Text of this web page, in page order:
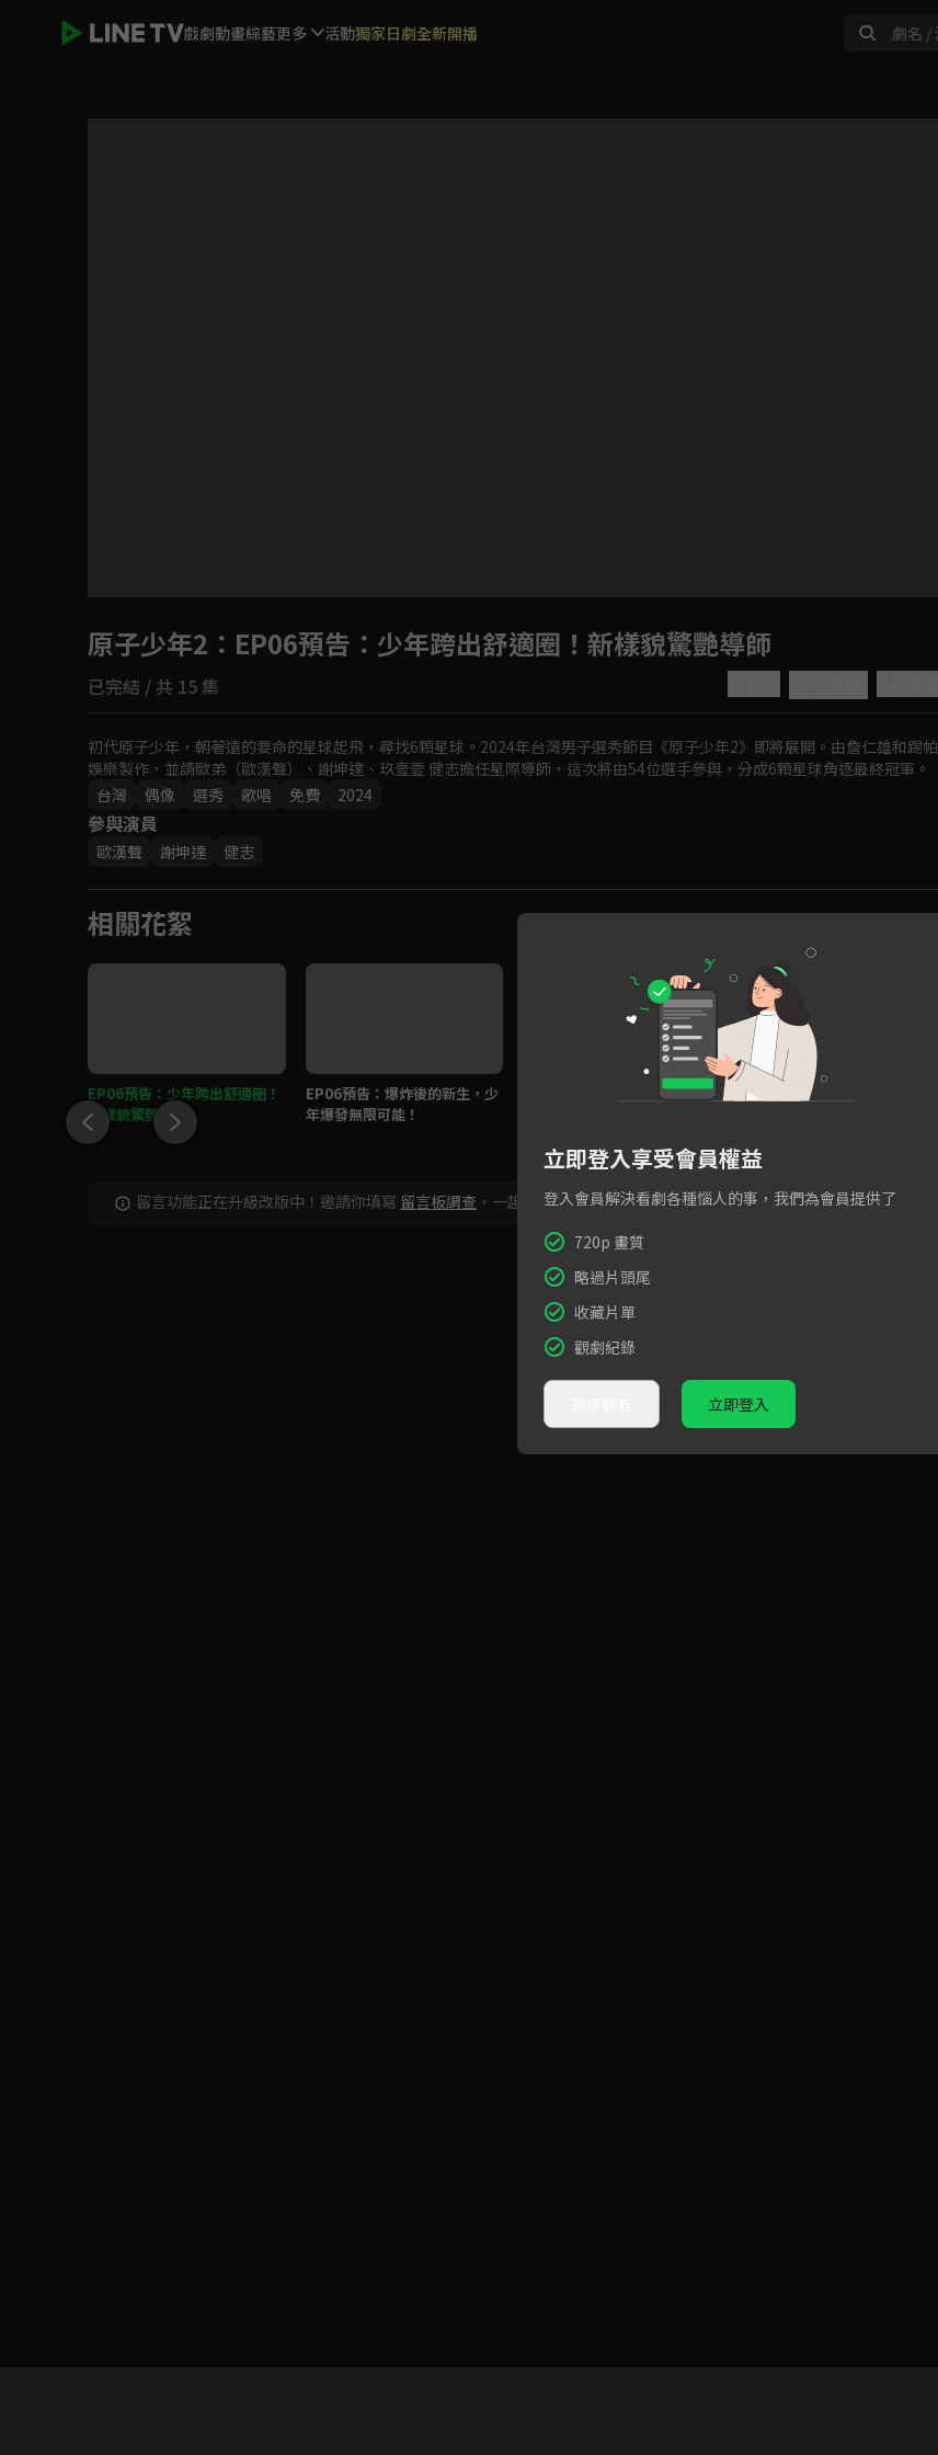
戲劇動畫綜藝更多 活動獨家日劇全新開播
Video
原子少年2 ：EP06預告：少年跨出舒適圈！新樣貌驚艷導師
已完結 / 共 15 集
初代原子少年，朝著遠的要命的星球起飛，尋找6顆星球。2024年台灣男子選秀節目《原子少年2》即將展開。由詹仁雄和踢帕
娛樂製作，並請歐弟（歐漢聲）、謝坤達、玖壹壹 健志擔任星際導師，這次將由54位選手參與，分成6顆星球角逐最終冠軍。
台灣
偶像 選秀 歌唱 免費 2024
參與演員
歐漢聲 謝坤達 健志
相關花絮
EP06預告：少年跨出舒適圈！
新樣貌驚艷導師
EP06預告：爆炸後的新生，少
年爆發無限可能！
EP05預告：鑽石星球超出水準
EP05預告：最深情的克卜勒，
留言功能正在升級改版中！邀請你填寫 留言板調查 ，一起共創新版留言功能！ 顯示更多
立即登入享受會員權益
登入會員解決看劇各種惱人的事，我們為會員提供了
720p 畫質
略過片頭尾
收藏片單
觀劇紀錄
立即登入